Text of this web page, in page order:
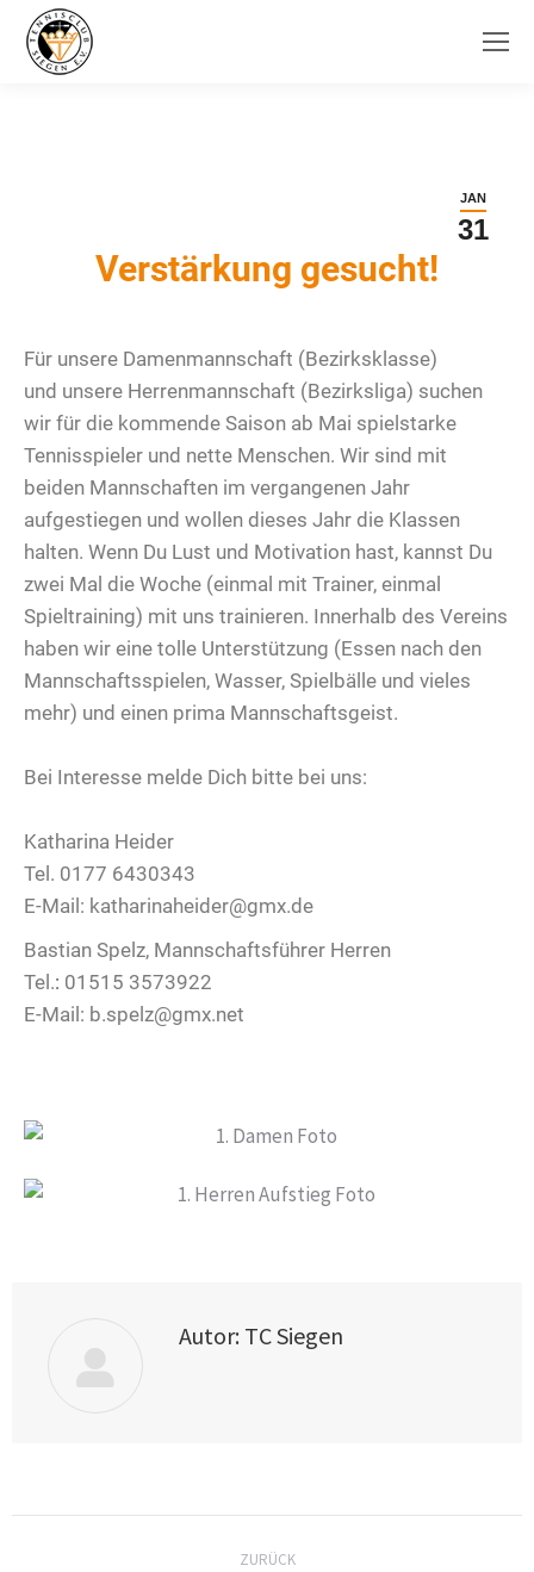
JAN
31
Verstärkung gesucht!
Für unsere Damenmannschaft (Bezirksklasse)
und unsere Herrenmannschaft (Bezirksliga) suchen
wir für die kommende Saison ab Mai spielstarke
Tennisspieler und nette Menschen. Wir sind mit
beiden Mannschaften im vergangenen Jahr
aufgestiegen und wollen dieses Jahr die Klassen
halten. Wenn Du Lust und Motivation hast, kannst Du
zwei Mal die Woche (einmal mit Trainer, einmal
Spieltraining) mit uns trainieren. Innerhalb des Vereins
haben wir eine tolle Unterstützung (Essen nach den
Mannschaftsspielen, Wasser, Spielbälle und vieles
mehr) und einen prima Mannschaftsgeist.
Bei Interesse melde Dich bitte bei uns:
Katharina Heider
Tel. 0177 6430343
E-Mail: katharinaheider@gmx.de
Bastian Spelz, Mannschaftsführer Herren
Tel.: 01515 3573922
E-Mail: b.spelz@gmx.net
Autor: TC Siegen
ZURÜCK